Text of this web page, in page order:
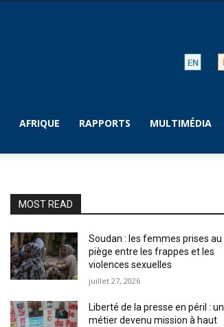
AFRIQUE RAPPORTS MULTIMÉDIA
MOST READ
Soudan : les femmes prises au
piège entre les frappes et les
violences sexuelles
juillet 27, 2026
Liberté de la presse en péril : un
métier devenu mission à haut